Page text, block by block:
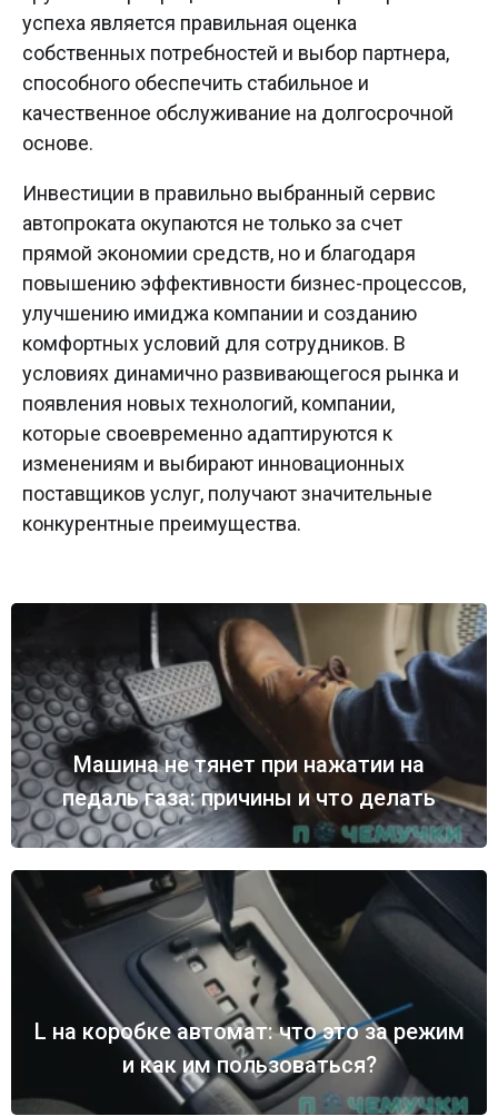
успеха является правильная оценка
собственных потребностей и выбор партнера,
способного обеспечить стабильное и
качественное обслуживание на долгосрочной
основе.
Инвестиции в правильно выбранный сервис
автопроката окупаются не только за счет
прямой экономии средств, но и благодаря
повышению эффективности бизнес-процессов,
улучшению имиджа компании и созданию
комфортных условий для сотрудников. В
условиях динамично развивающегося рынка и
появления новых технологий, компании,
которые своевременно адаптируются к
изменениям и выбирают инновационных
поставщиков услуг, получают значительные
конкурентные преимущества.
Машина не тянет при нажатии на
педаль газа: причины и что делать
L на коробке автомат: что это за режим
и как им пользоваться?